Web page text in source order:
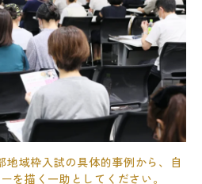
地域枠入試の具体的事例から、自
を描く一助としてください。